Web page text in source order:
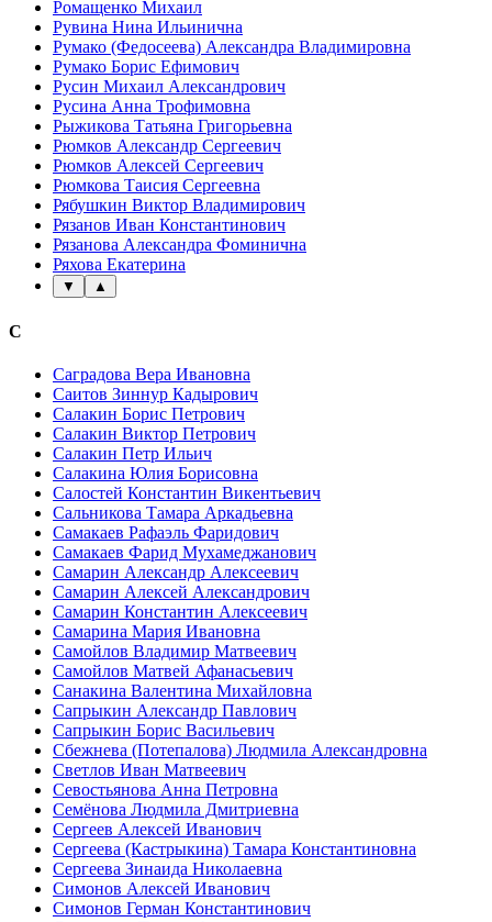
Ромащенко Михаил
Рувина Нина Ильинична
Румако (Федосеева) Александра Владимировна
Румако Борис Ефимович
Русин Михаил Александрович
Русина Анна Трофимовна
Рыжикова Татьяна Григорьевна
Рюмков Александр Сергеевич
Рюмков Алексей Сергеевич
Рюмкова Таисия Сергеевна
Рябушкин Виктор Владимирович
Рязанов Иван Константинович
Рязанова Александра Фоминична
Ряхова Екатерина
▼ ▲
С
Саградова Вера Ивановна
Саитов Зиннур Кадырович
Салакин Борис Петрович
Салакин Виктор Петрович
Салакин Петр Ильич
Салакина Юлия Борисовна
Салостей Константин Викентьевич
Сальникова Тамара Аркадьевна
Самакаев Рафаэль Фаридович
Самакаев Фарид Мухамеджанович
Самарин Александр Алексеевич
Самарин Алексей Александрович
Самарин Константин Алексеевич
Самарина Мария Ивановна
Самойлов Владимир Матвеевич
Самойлов Матвей Афанасьевич
Санакина Валентина Михайловна
Сапрыкин Александр Павлович
Сапрыкин Борис Васильевич
Сбежнева (Потепалова) Людмила Александровна
Светлов Иван Матвеевич
Севостьянова Анна Петровна
Семёнова Людмила Дмитриевна
Сергеев Алексей Иванович
Сергеева (Кастрыкина) Тамара Константиновна
Сергеева Зинаида Николаевна
Симонов Алексей Иванович
Симонов Герман Константинович